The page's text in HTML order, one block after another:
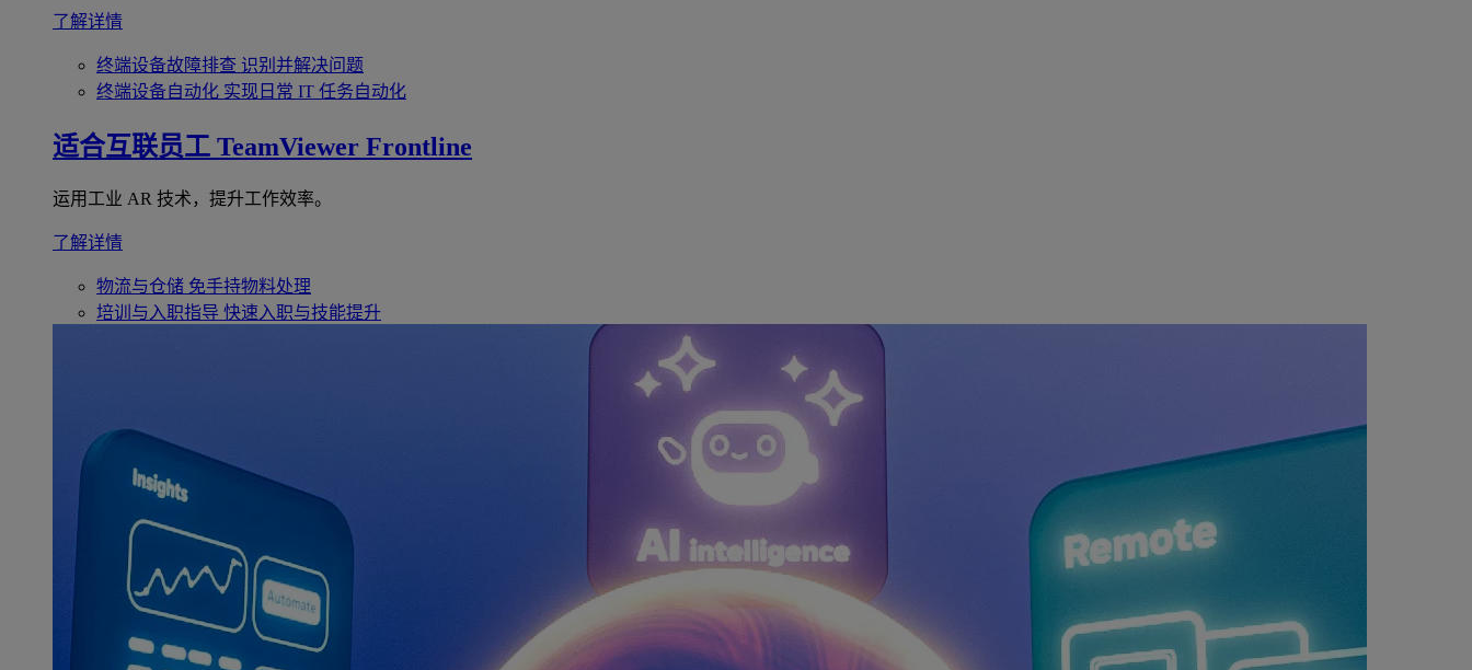
了解详情
终端设备故障排查 识别并解决问题
终端设备自动化 实现日常 IT 任务自动化
适合互联员工 TeamViewer Frontline
运用工业 AR 技术，提升工作效率。
了解详情
物流与仓储 免手持物料处理
培训与入职指导 快速入职与技能提升